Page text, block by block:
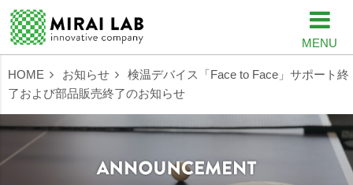
MENU
HOME お知らせ
検温デバイス「Face to Face」サポート終
了および部品販売終了のお知らせ